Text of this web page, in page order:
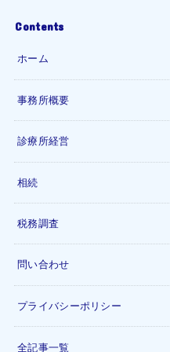
Contents
ホーム
事務所概要
診療所経営
相続
税務調査
問い合わせ
プライバシーポリシー
全記事一覧